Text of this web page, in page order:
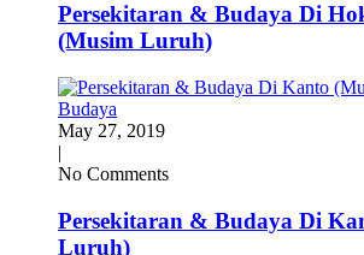
Persekitaran & Budaya Di
(Musim Luruh)
Budaya
May 27, 2019
|
No Comments
Persekitaran & Budaya Di
Luruh)